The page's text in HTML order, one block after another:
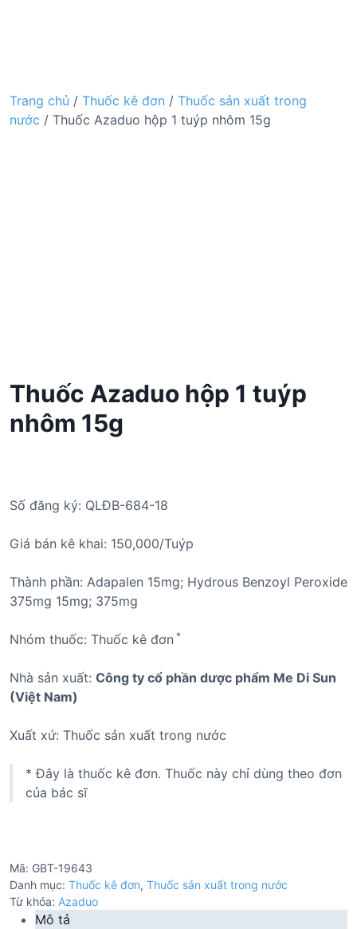
Trang chủ / Thuốc kê đơn / Thuốc sản xuất trong
nước / Thuốc Azaduo hộp 1 tuýp nhôm 15g
Thuốc Azaduo hộp 1 tuýp
nhôm 15g
Số đăng ký: QLĐB-684-18
Giá bán kê khai: 150,000/Tuýp
Thành phần: Adapalen 15mg; Hydrous Benzoyl Peroxide
375mg 15mg; 375mg
Nhóm thuốc: Thuốc kê đơn *
Nhà sản xuất: Công ty cổ phần dược phẩm Me Di Sun
(Việt Nam)
Xuất xứ: Thuốc sản xuất trong nước
* Đây là thuốc kê đơn. Thuốc này chỉ dùng theo đơn
của bác sĩ
Mã: GBT-19643
Danh mục: Thuốc kê đơn, Thuốc sản xuất trong nước
Từ khóa: Azaduo
Mô tả